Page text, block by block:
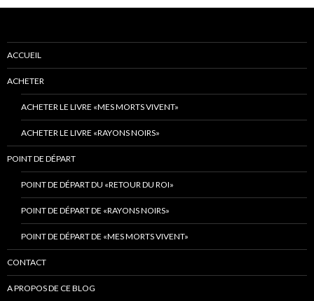
ACCUEIL
ACHETER
ACHETER LE LIVRE «MES MORTS VIVENT»
ACHETER LE LIVRE «RAYONS NOIRS»
POINT DE DÉPART
POINT DE DÉPART DU «RETOUR DU ROI»
POINT DE DÉPART DE «RAYONS NOIRS»
POINT DE DÉPART DE «MES MORTS VIVENT»
CONTACT
A PROPOS DE CE BLOG